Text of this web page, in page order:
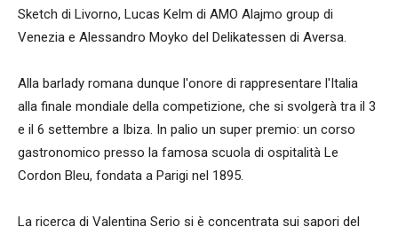
Sketch di Livorno, Lucas Kelm di AMO Alajmo group di
Venezia e Alessandro Moyko del Delikatessen di Aversa.
Alla barlady romana dunque l'onore di rappresentare l'Italia
alla finale mondiale della competizione, che si svolgerà tra il 3
e il 6 settembre a Ibiza. In palio un super premio: un corso
gastronomico presso la famosa scuola di ospitalità Le
Cordon Bleu, fondata a Parigi nel 1895.
La ricerca di Valentina Serio si è concentrata sui sapori del